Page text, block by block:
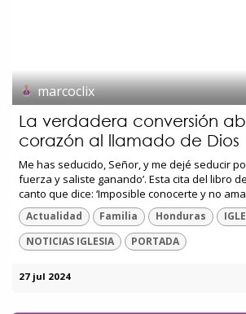
marcoclix
La verdadera conversión
corazón al llamado de Dios
Me has seducido, Señor, y me dejé seducir
fuerza y saliste ganando’. Esta cita del libro
canto que dice: ‘Imposible conocerte y no
Actualidad Familia Honduras
NOTICIAS IGLESIA
PORTADA
27 jul 2024